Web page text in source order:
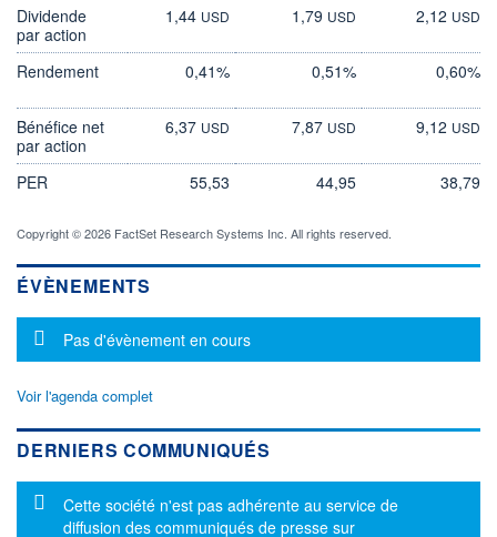
Dividende
par action
1,44 USD 1,79 USD 2,12 USD
Rendement 0,41% 0,51% 0,60%
Bénéfice net
par action
6,37 USD 7,87 USD 9,12 USD
PER 55,53 44,95 38,79
Copyright © 2026 FactSet Research Systems Inc. All rights reserved.
ÉVÈNEMENTS
Message d'information
Pas d'évènement en cours
Voir l'agenda complet
DERNIERS COMMUNIQUÉS
Message d'information
Cette société n'est pas adhérente au service de
diffusion des communiqués de presse sur